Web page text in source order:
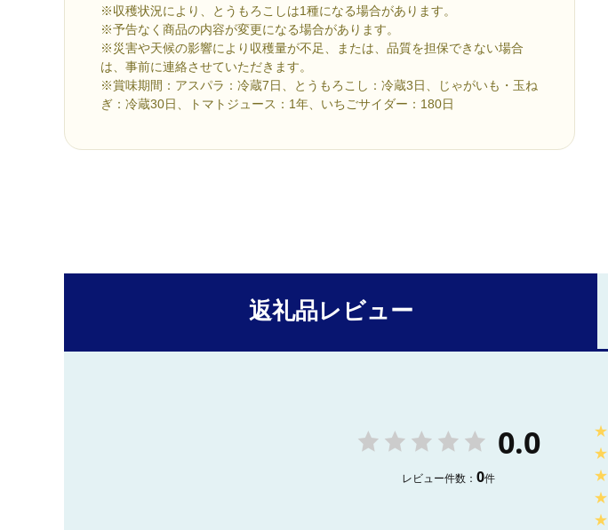
※収穫状況により、とうもろこしは1種になる場合があります。
※予告なく商品の内容が変更になる場合があります。
※災害や天候の影響により収穫量が不足、または、品質を担保できない場合
は、事前に連絡させていただきます。
※賞味期間：アスパラ：冷蔵7日、とうもろこし：冷蔵3日、じゃがいも・玉ね
ぎ：冷蔵30日、トマトジュース：1年、いちごサイダー：180日
返礼品レビュー
0.0
レビュー件数： 0件
★
★
★
★
★